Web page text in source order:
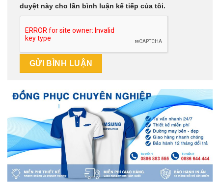
duyệt này cho lần bình luận kế tiếp của tôi.